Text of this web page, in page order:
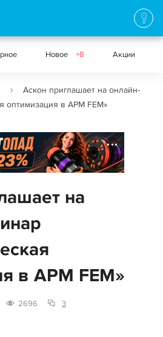
Новое +8 Акции
Аскон приглашает на онлайн-
оптимизация в APM FEM»
на
в APM FEM»
2696 3